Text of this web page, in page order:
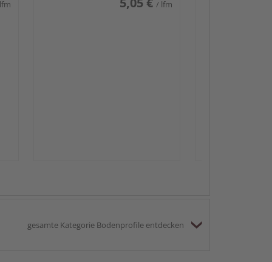
/ lfm
gesamte Kategorie Bodenprofile entdecken